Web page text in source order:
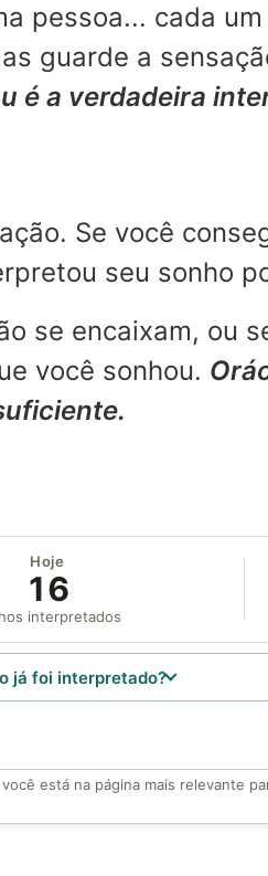
pessoa... cada
guarde a
é a verdadeira
Se você
seu sonho
se encaixam, ou
você sonhou.
Hoje
16
interpretados
já foi interpretado?
está na página mais relevante